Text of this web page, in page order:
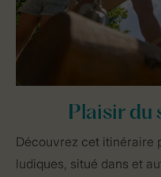
Plaisir du
Découvrez cet itinéraire
ludiques, situé dans et